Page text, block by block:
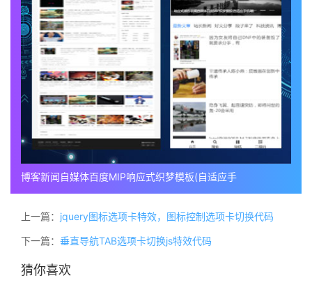
博客新闻自媒体百度MIP响应式织梦模板(自适应手
上一篇： jquery图标选项卡特效，图标控制选项卡切换代码
下一篇： 垂直导航TAB选项卡切换js特效代码
猜你喜欢